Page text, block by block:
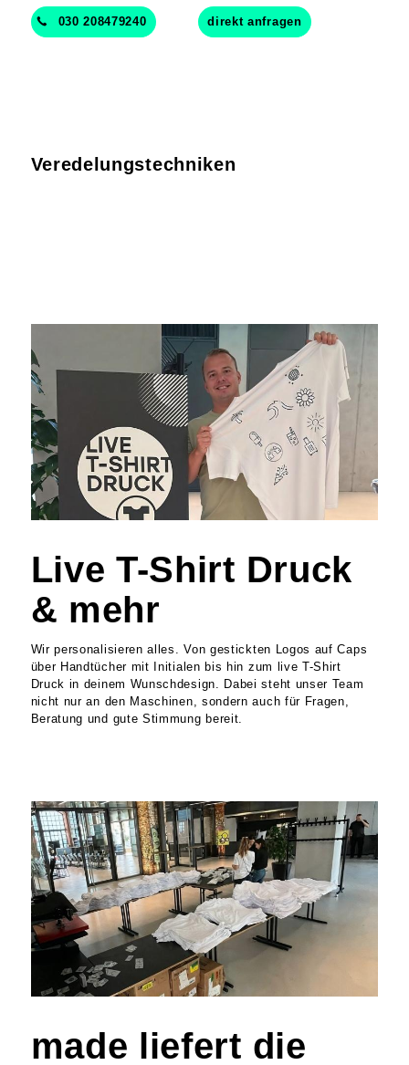
030 208479240 direkt anfragen
Veredelungstechniken
Live T-Shirt Druck
& mehr
Wir personalisieren alles. Von gestickten Logos auf Caps
über Handtücher mit Initialen bis hin zum live T-Shirt
Druck in deinem Wunschdesign. Dabei steht unser Team
nicht nur an den Maschinen, sondern auch für Fragen,
Beratung und gute Stimmung bereit.
made liefert die